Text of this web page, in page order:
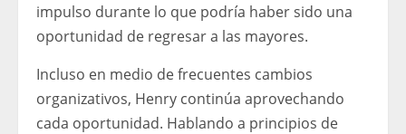
impulso durante lo que podría haber sido una
oportunidad de regresar a las mayores.
Incluso en medio de frecuentes cambios
organizativos, Henry continúa aprovechando
cada oportunidad. Hablando a principios de